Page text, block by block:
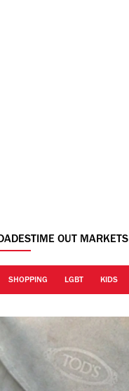
TIME OUT MARKETS
SHOPPING LGBT KIDS